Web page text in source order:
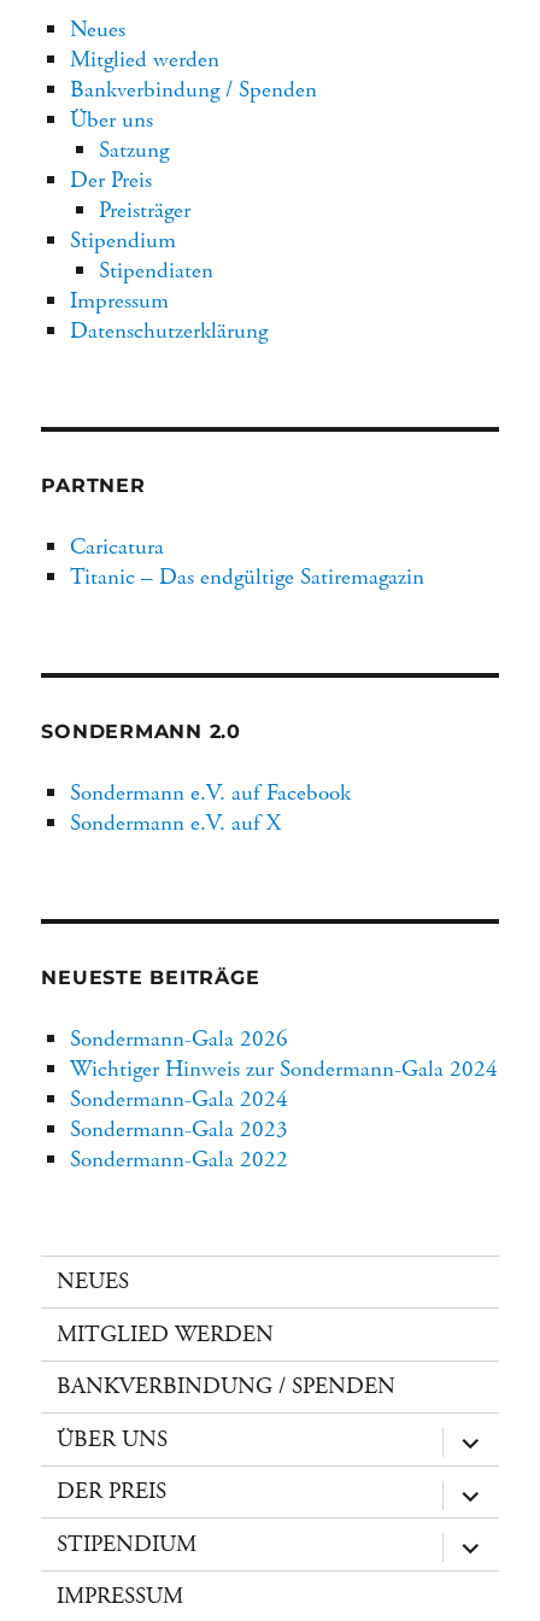
Neues
Mitglied werden
Bankverbindung / Spenden
Über uns
Satzung
Der Preis
Preisträger
Stipendium
Stipendiaten
Impressum
Datenschutzerklärung
PARTNER
Caricatura
Titanic – Das endgültige Satiremagazin
SONDERMANN 2.0
Sondermann e.V. auf Facebook
Sondermann e.V. auf X
NEUESTE BEITRÄGE
Sondermann-Gala 2026
Wichtiger Hinweis zur Sondermann-Gala 2024
Sondermann-Gala 2024
Sondermann-Gala 2023
Sondermann-Gala 2022
NEUES
MITGLIED WERDEN
BANKVERBINDUNG / SPENDEN
ÜBER UNS
öffnen
DER PREIS
öffnen
STIPENDIUM
öffnen
IMPRESSUM